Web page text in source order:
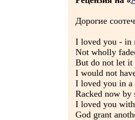
Дорогие
I loved you - in
Not wholly
But do not let it
I would not
I loved you in a
Racked now by
I loved you with
God grant